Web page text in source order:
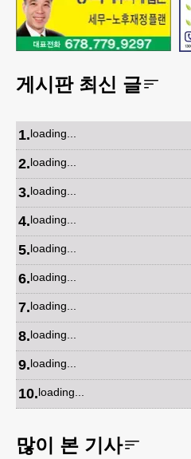
게시판 최신 글
1.loading...
2.loading...
3.loading...
4.loading...
5.loading...
6.loading...
7.loading...
8.loading...
9.loading...
10.loading...
많이 본 기사